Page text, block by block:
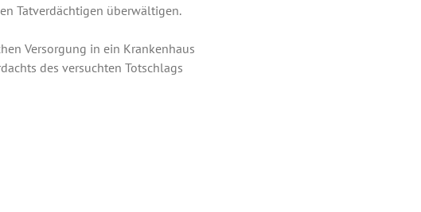
Tatverdächtigen überwältigen.
Versorgung in ein Krankenhaus
des versuchten Totschlags